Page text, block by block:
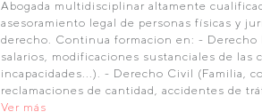
Abogada multidisciplinar altamente
asesoramiento legal de personas físicas y
derecho. Continua formacion en: - Derecho
salarios, modificaciones sustanciales de las
incapacidades...). - Derecho Civil (Familia,
reclamaciones de cantidad, accidentes de
Ver más